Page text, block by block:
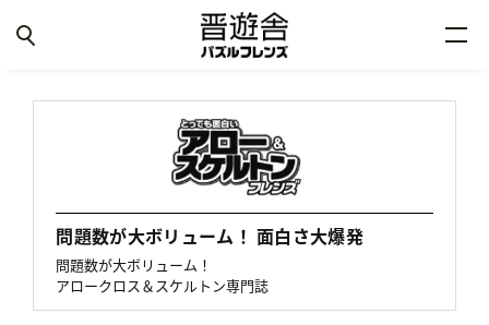
問題数が大ボリューム！ 面白さ大爆発
問題数が大ボリューム！
アロークロス＆スケルトン専門誌